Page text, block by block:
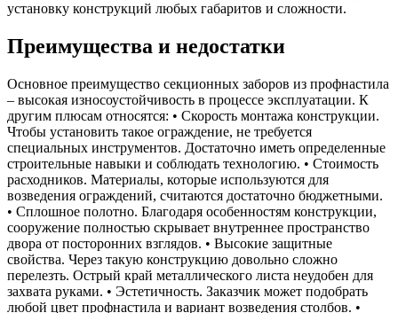
установку конструкций любых габаритов и сложности.
Преимущества и недостатки
Основное преимущество секционных заборов из профнастила
– высокая износоустойчивость в процессе эксплуатации. К
другим плюсам относятся: • Скорость монтажа конструкции.
Чтобы установить такое ограждение, не требуется
специальных инструментов. Достаточно иметь определенные
строительные навыки и соблюдать технологию. • Стоимость
расходников. Материалы, которые используются для
возведения ограждений, считаются достаточно бюджетными.
• Сплошное полотно. Благодаря особенностям конструкции,
сооружение полностью скрывает внутреннее пространство
двора от посторонних взглядов. • Высокие защитные
свойства. Через такую конструкцию довольно сложно
перелезть. Острый край металлического листа неудобен для
захвата руками. • Эстетичность. Заказчик может подобрать
любой цвет профнастила и вариант возведения столбов. •